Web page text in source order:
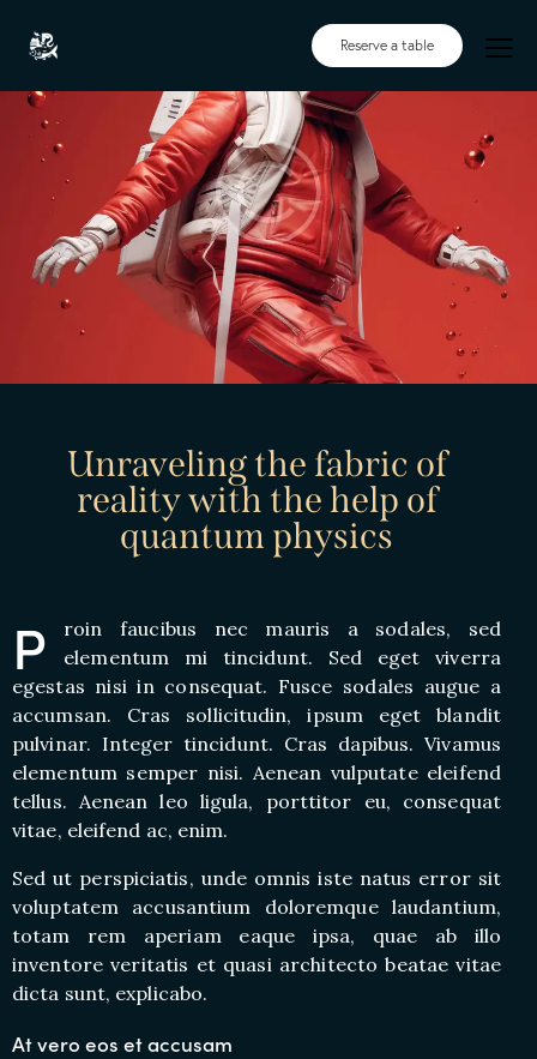
Reserve a table
Unraveling the fabric of
reality with the help of
quantum physics
P
roin faucibus nec mauris a sodales, sed
elementum mi tincidunt. Sed eget viverra
egestas nisi in consequat. Fusce sodales augue a
accumsan. Cras sollicitudin, ipsum eget blandit
pulvinar. Integer tincidunt. Cras dapibus. Vivamus
elementum semper nisi. Aenean vulputate eleifend
tellus. Aenean leo ligula, porttitor eu, consequat
vitae, eleifend ac, enim.
Sed ut perspiciatis, unde omnis iste natus error sit
voluptatem accusantium doloremque laudantium,
totam rem aperiam eaque ipsa, quae ab illo
inventore veritatis et quasi architecto beatae vitae
dicta sunt, explicabo.
At vero eos et accusam